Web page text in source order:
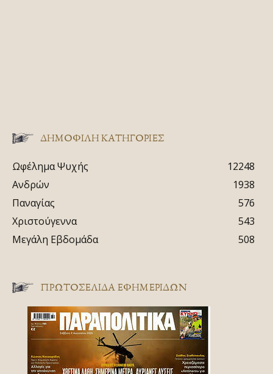
ΔΗΜΟΦΙΛΗ ΚΑΤΗΓΟΡΙΕΣ
Ωφέλημα Ψυχής
12248
Ανδρών
1938
Παναγίας
576
Χριστούγεννα
543
Μεγάλη Εβδομάδα
508
ΠΡΩΤΟΣΈΛΙΔΑ ΕΦΗΜΕΡΊΔΩΝ